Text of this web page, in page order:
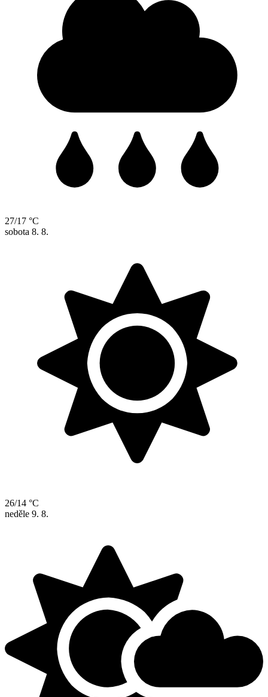
27/17 °C
sobota 8. 8.
26/14 °C
neděle 9. 8.